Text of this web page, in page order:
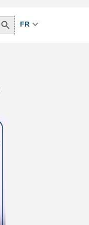
Search
Button
FR